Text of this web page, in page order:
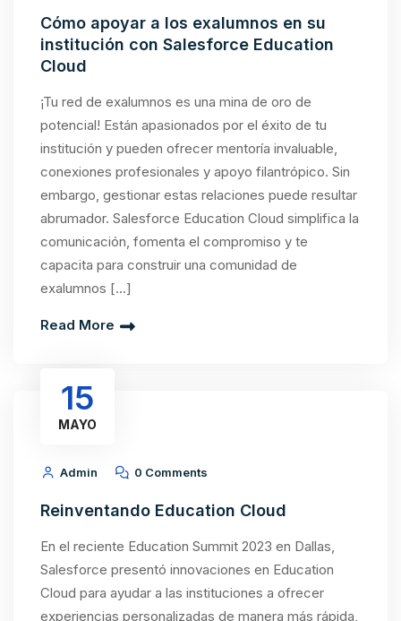
Admin 0 Comments
Cómo apoyar a los exalumnos en su
Cloud
¡Tu red de exalumnos es una mina de oro de
potencial! Están apasionados por el éxito de tu
institución y pueden ofrecer mentoría invaluable,
conexiones profesionales y apoyo filantrópico. Sin
embargo, gestionar estas relaciones puede resultar
abrumador. Salesforce Education Cloud simplifica la
comunicación, fomenta el compromiso y te
exalumnos […]
15
Admin 0 Comments
Reinventando Education Cloud
En el reciente Education Summit 2023 en Dallas,
Salesforce presentó innovaciones en Education